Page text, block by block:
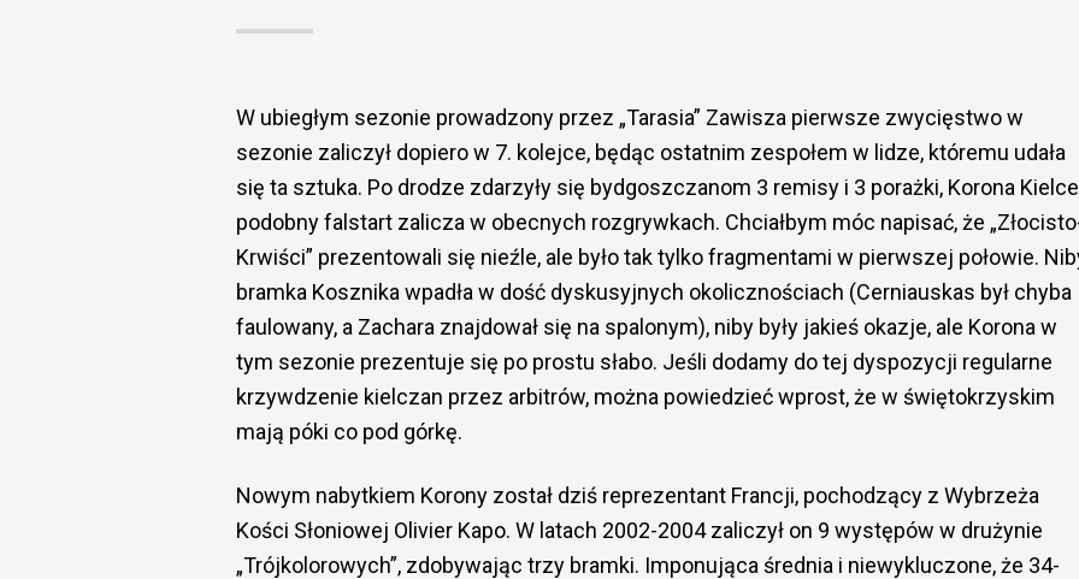
W ubiegłym sezonie prowadzony przez „Tarasia” Zawisza pierwsze zwycięstwo w
sezonie zaliczył dopiero w 7. kolejce, będąc ostatnim zespołem w lidze, któremu udała
się ta sztuka. Po drodze zdarzyły się bydgoszczanom 3 remisy i 3 porażki, Korona Kielce
podobny falstart zalicza w obecnych rozgrywkach. Chciałbym móc napisać, że
Krwiści” prezentowali się nieźle, ale było tak tylko fragmentami w pierwszej połowie.
bramka Kosznika wpadła w dość dyskusyjnych okolicznościach (Cerniauskas był chyba
faulowany, a Zachara znajdował się na spalonym), niby były jakieś okazje, ale Korona w
tym sezonie prezentuje się po prostu słabo. Jeśli dodamy do tej dyspozycji regularne
krzywdzenie kielczan przez arbitrów, można powiedzieć wprost, że w świętokrzyskim
mają póki co pod górkę.
Nowym nabytkiem Korony został dziś reprezentant Francji, pochodzący z Wybrzeża
Kości Słoniowej Olivier Kapo. W latach 2002-2004 zaliczył on 9 występów w drużynie
„Trójkolorowych”, zdobywając trzy bramki. Imponująca średnia i niewykluczone, że 34-